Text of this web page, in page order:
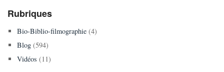
Rubriques
Bio-Biblio-filmographie(4)
Blog(594)
Vidéos (11)